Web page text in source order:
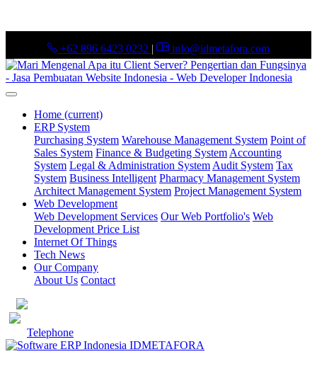
+62 896 6423 0232 | info@idmetafora.com
Home (current)
ERP System
Purchasing System Warehouse Management System Point of
Sales System Finance & Budgeting System Accounting
System Legal & Administration System Audit System Tax
System Business Intelligent Pharmacy Management System
Architect Management System Project Management System
Web Development
Web Development Services Our Web Portfolio's Web
Development Price List
Internet Of Things
Tech News
Our Company
About Us Contact
Telephone